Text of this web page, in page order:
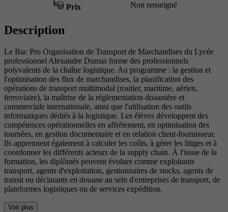
Prix Non renseigné
Description
Le Bac Pro Organisation de Transport de Marchandises du Lycée
professionnel Alexandre Dumas forme des professionnels
polyvalents de la chaîne logistique. Au programme : la gestion et
l'optimisation des flux de marchandises, la planification des
opérations de transport multimodal (routier, maritime, aérien,
ferroviaire), la maîtrise de la réglementation douanière et
commerciale internationale, ainsi que l'utilisation des outils
informatiques dédiés à la logistique. Les élèves développent des
compétences opérationnelles en affrètement, en optimisation des
tournées, en gestion documentaire et en relation client-fournisseur.
Ils apprennent également à calculer les coûts, à gérer les litiges et à
coordonner les différents acteurs de la supply chain. À l'issue de la
formation, les diplômés peuvent évoluer comme exploitants
transport, agents d'exploitation, gestionnaires de stocks, agents de
transit ou déclarants en douane au sein d'entreprises de transport, de
plateformes logistiques ou de services expédition.
Voir plus